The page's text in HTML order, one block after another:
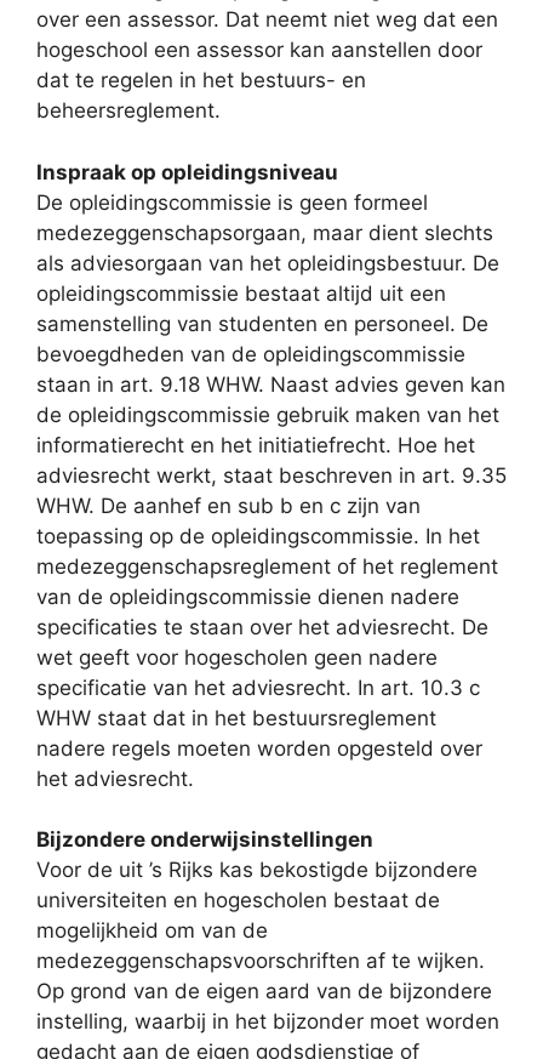
over een assessor. Dat neemt niet weg dat een
hogeschool een assessor kan aanstellen door
dat te regelen in het bestuurs- en
beheersreglement.
Inspraak op opleidingsniveau
De opleidingscommissie is geen formeel
medezeggenschapsorgaan, maar dient slechts
als adviesorgaan van het opleidingsbestuur. De
opleidingscommissie bestaat altijd uit een
samenstelling van studenten en personeel. De
bevoegdheden van de opleidingscommissie
staan in art. 9.18 WHW. Naast advies geven kan
de opleidingscommissie gebruik maken van het
informatierecht en het initiatiefrecht. Hoe het
adviesrecht werkt, staat beschreven in art. 9.35
WHW. De aanhef en sub b en c zijn van
toepassing op de opleidingscommissie. In het
medezeggenschapsreglement of het reglement
van de opleidingscommissie dienen nadere
specificaties te staan over het adviesrecht. De
wet geeft voor hogescholen geen nadere
specificatie van het adviesrecht. In art. 10.3 c
WHW staat dat in het bestuursreglement
nadere regels moeten worden opgesteld over
het adviesrecht.
Bijzondere onderwijsinstellingen
Voor de uit ’s Rijks kas bekostigde bijzondere
universiteiten en hogescholen bestaat de
mogelijkheid om van de
medezeggenschapsvoorschriften af te wijken.
Op grond van de eigen aard van de bijzondere
instelling, waarbij in het bijzonder moet worden
gedacht aan de eigen godsdienstige of